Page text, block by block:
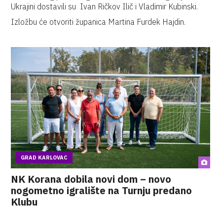
Ukrajini dostavili su Ivan Ričkov Ilič i Vladimir Kubinski.
Izložbu će otvoriti županica Martina Furdek Hajdin.
GRAD KARLOVAC
NK Korana dobila novi dom – novo
nogometno igralište na Turnju predano
Klubu